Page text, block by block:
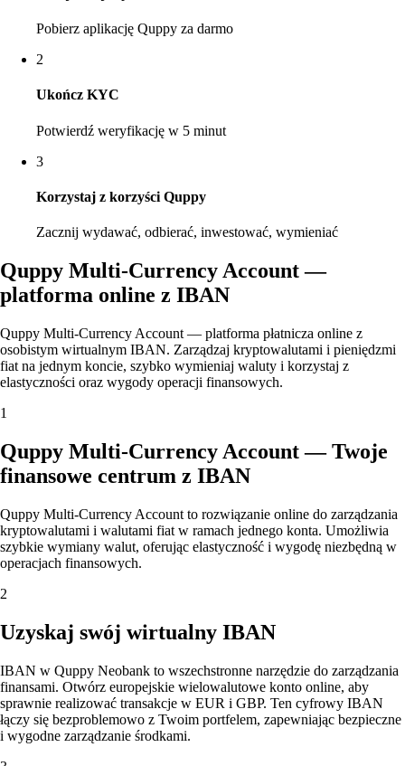
Pobierz aplikację Quppy za darmo
2
Ukończ KYC
Potwierdź weryfikację w 5 minut
3
Korzystaj z korzyści Quppy
Zacznij wydawać, odbierać, inwestować, wymieniać
Quppy Multi-Currency Account —
platforma online z IBAN
Quppy Multi-Currency Account — platforma płatnicza online z
osobistym wirtualnym IBAN. Zarządzaj kryptowalutami i pieniędzmi
fiat na jednym koncie, szybko wymieniaj waluty i korzystaj z
elastyczności oraz wygody operacji finansowych.
1
Quppy Multi-Currency Account — Twoje
finansowe centrum z IBAN
Quppy Multi-Currency Account to rozwiązanie online do zarządzania
kryptowalutami i walutami fiat w ramach jednego konta. Umożliwia
szybkie wymiany walut, oferując elastyczność i wygodę niezbędną w
operacjach finansowych.
2
Uzyskaj swój wirtualny IBAN
IBAN w Quppy Neobank to wszechstronne narzędzie do zarządzania
finansami. Otwórz europejskie wielowalutowe konto online, aby
sprawnie realizować transakcje w EUR i GBP. Ten cyfrowy IBAN
łączy się bezproblemowo z Twoim portfelem, zapewniając bezpieczne
i wygodne zarządzanie środkami.